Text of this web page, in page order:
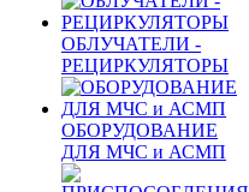
ОБЛУЧАТЕЛИ -
РЕЦИРКУЛЯТОРЫ
ОБОРУДОВАНИЕ
ДЛЯ МЧС и АСМП